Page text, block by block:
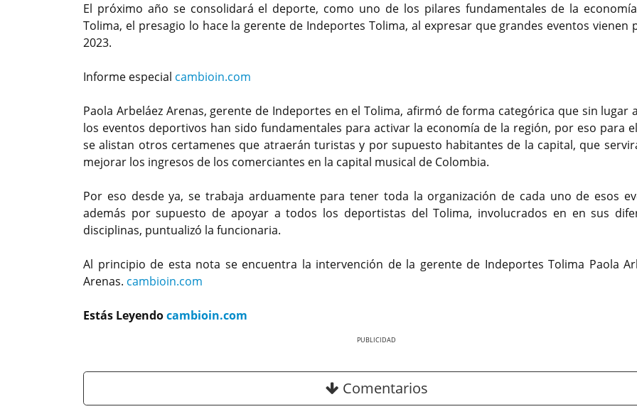
El próximo año se consolidará el deporte, como uno de los pilares fundamentales de la
Tolima, el presagio lo hace la gerente de Indeportes Tolima, al expresar que grandes eventos vienen
2023.
Informe especial cambioin.com
Paola Arbeláez Arenas, gerente de Indeportes en el Tolima, afirmó de forma categórica que sin lugar
los eventos deportivos han sido fundamentales para activar la economía de la región, por eso para
se alistan otros certamenes que atraerán turistas y por supuesto habitantes de la capital, que
mejorar los ingresos de los comerciantes en la capital musical de Colombia.
Por eso desde ya, se trabaja arduamente para tener toda la organización de cada uno de esos
además por supuesto de apoyar a todos los deportistas del Tolima, involucrados en en sus
disciplinas, puntualizó la funcionaria.
Al principio de esta nota se encuentra la intervención de la gerente de Indeportes Tolima Paola
Arenas. cambioin.com
Estás Leyendocambioin.com
Comentarios